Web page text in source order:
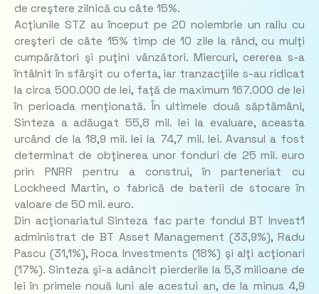
de creştere zilnică cu câte 15%.
Acţiunile STZ au început pe 20 noiembrie un raliu cu
creşteri de câte 15% timp de 10 zile la rând, cu mulţi
cumpărători şi puţini vânzători. Miercuri, cererea s-a
întâlnit în sfârşit cu oferta, iar tranzacţiile s-au ridicat
la circa 500.000 de lei, faţă de maximum 167.000 de lei
în perioada menţionată. În ultimele două săptămâni,
Sinteza a adăugat 55,8 mil. lei la evaluare, aceasta
urcând de la 18,9 mil. lei la 74,7 mil. lei. Avansul a fost
determinat de obţinerea unor fonduri de 25 mil. euro
prin PNRR pentru a construi, în parteneriat cu
Lockheed Martin, o fabrică de baterii de stocare în
valoare de 50 mil. euro.
Din acţionariatul Sinteza fac parte fondul BT Invest1
administrat de BT Asset Management (33,9%), Radu
Pascu (31,1%), Roca Investments (18%) şi alţi acţionari
(17%). Sinteza şi-a adâncit pierderile la 5,3 milioane de
lei în primele nouă luni ale acestui an, de la minus 4,9